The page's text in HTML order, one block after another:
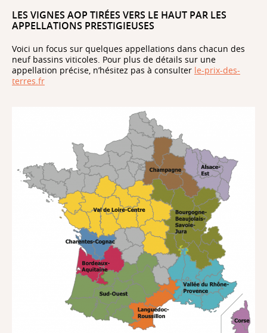
LES VIGNES AOP TIRÉES VERS LE HAUT PAR LES
APPELLATIONS PRESTIGIEUSES
Voici un focus sur quelques appellations dans chacun des
neuf bassins viticoles. Pour plus de détails sur une
appellation précise, n’hésitez pas à consulter le-prix-des-
terres.fr